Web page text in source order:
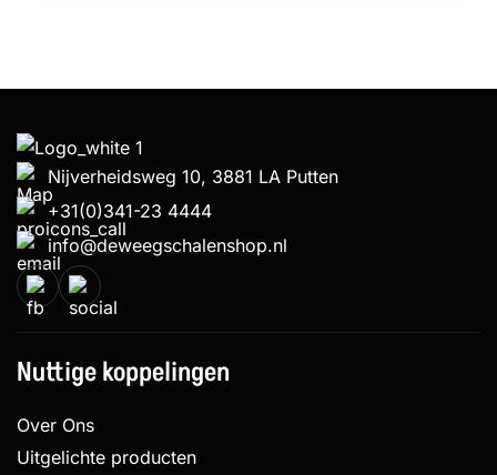
Nijverheidsweg 10, 3881 LA Putten
+31(0)341-23 4444
info@deweegschalenshop.nl
Nuttige koppelingen
Over Ons
Uitgelichte producten